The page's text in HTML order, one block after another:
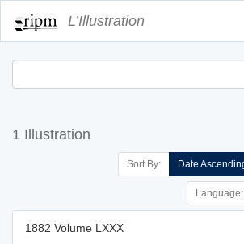
L’Illustration
1 Illustration
Sort By: Date
Language:
1882 Volume LXXX